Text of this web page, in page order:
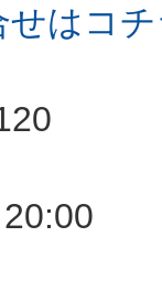
はコ
20:00